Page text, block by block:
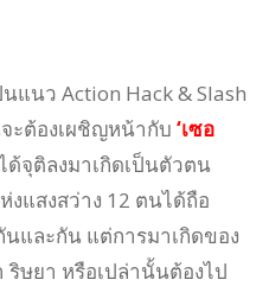
นแนว Action Hack & Slash
ะต้องเผชิญหน้ากับ ‘เซอ
ด้จุติลงมาเกิดเป็นตัวตน
แสงสว่าง 12 ตนได้ถือ
และกัน แต่การมาเกิดของ
ษยา หรือเปล่านั้นต้องไป